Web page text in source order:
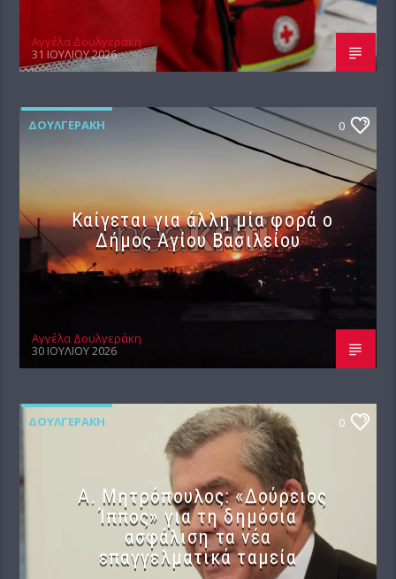
Αγγέλα Δουλγεράκη
31 ΙΟΥΛΊΟΥ 2026
ΔΟΥΛΓΕΡΆΚΗ 0
Καίγεται για άλλη μία φορά ο
Δήμος Αγίου Βασιλείου
Αγγέλα Δουλγεράκη
30 ΙΟΥΛΊΟΥ 2026
ΔΟΥΛΓΕΡΆΚΗ 0
Α. Μητρόπουλος: «Δούρειος
Ίππος» για τη δημόσια
ασφάλιση τα νέα
επαγγελματικά ταμεία